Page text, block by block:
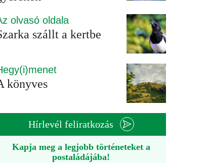
olvasó oldala
szállt a kertbe
könyves
Hírlevél feliratkozás
Kapja meg a legjobb történeteket a
postaládájába!